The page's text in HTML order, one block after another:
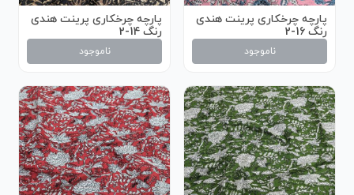
پارچه چرخکاری پرینت هندی
رنگ 16-2
ناموجود
پارچه چرخکاری پرینت هندی
رنگ 14-2
ناموجود